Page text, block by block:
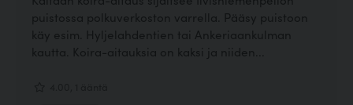
puistossa polkuverkoston varrella. Pääsy puistoon
käy esim. Hyljelahdentien tai Ankeriaankulman
kautta. Koira-aitauksia on kaksi ja niiden...